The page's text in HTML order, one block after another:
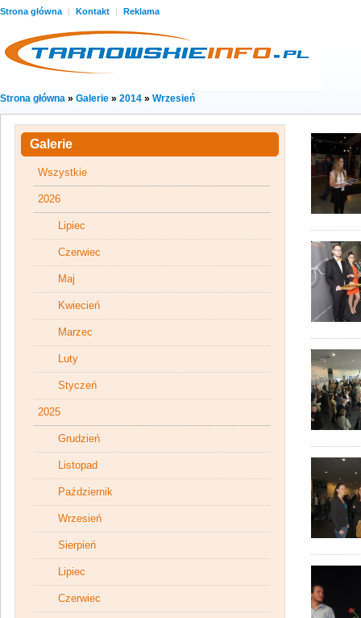
Strona główna | Kontakt | Reklama
Strona główna » Galerie » 2014 » Wrzesień
Galerie
Wszystkie
2026
Lipiec
Czerwiec
Maj
Kwiecień
Marzec
Luty
Styczeń
2025
Grudzień
Listopad
Październik
Wrzesień
Sierpień
Lipiec
Czerwiec